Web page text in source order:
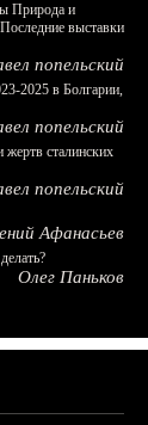
Природа и
выставки
попельский
2025 в Болгарии,
попельский
сталинских
попельский
Афанасьев
Олег Паньков